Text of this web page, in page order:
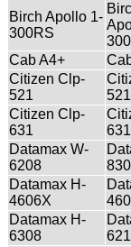
Birch Apollo 1-
300RS
Cab A4+
Citizen Clp-
521
Citizen Clp-
631
Datamax W-
6208
Datamax H-
4606X
Datamax H-
6308